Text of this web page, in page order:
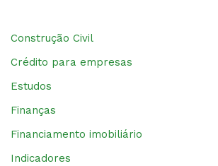
Construção Civil
Crédito para empresas
Estudos
Finanças
Financiamento imobiliário
Indicadores